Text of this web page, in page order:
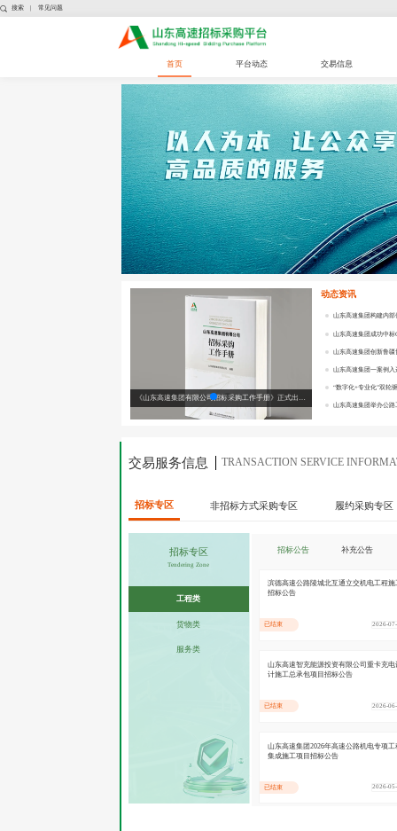
搜索 常见问题
首页 平台动态 交易信息
《山东高速集团有限公司招标采购工作手册》正式出版发行
动态资讯
山东高速集团构建内
山东高速集团成功中
山东高速集团创新鲁
山东高速集团一案例入
“数字化+专业化”双轮
山东高速集团举办公
交易服务信息 TRANSACTION SERVICE
招标专区 非招标方式采购专区 履约采购专区
招标专区
Tendering Zone
工程类
货物类
服务类
招标公告 补充公告
滨德高速公路陵城北互通立交机电工程施
招标公告
已结束 2026-
山东高速智充能源投资有限公司重卡充电
计施工总承包项目招标公告
已结束 2026-
山东高速集团2026年高速公路机电专项工
集成施工项目招标公告
已结束 2026-